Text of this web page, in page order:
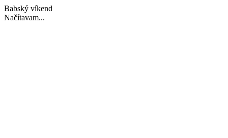
Babský víkend
Načítavam...